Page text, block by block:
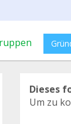
Dieses
Um zu